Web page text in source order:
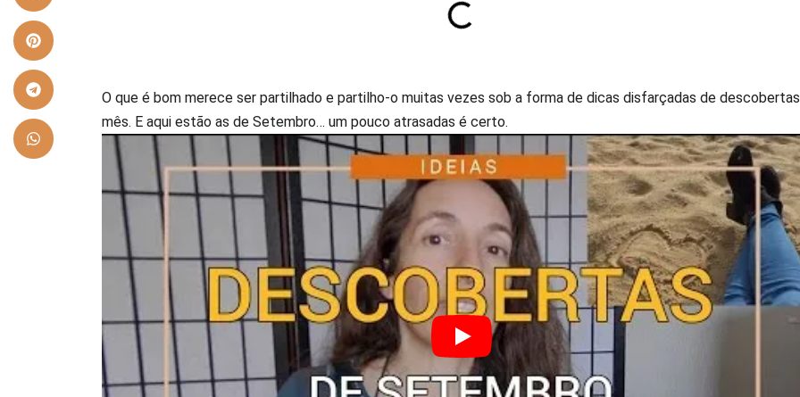
O que é bom merece ser partilhado e partilho-o muitas vezes sob a forma de dicas disfarçadas de
mês. E aqui estão as de Setembro… um pouco atrasadas é certo.